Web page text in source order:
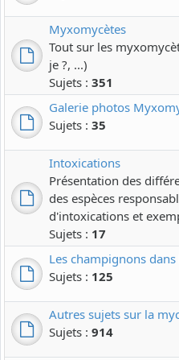
Myxomycètes
Tout sur les
je ?, ...)
Sujets : 351
Galerie photos
Sujets : 35
Intoxications
Présentation des
des espèces
d'intoxications et
Sujets : 17
Les champignons
Sujets : 125
Autres sujets sur la
Sujets : 914